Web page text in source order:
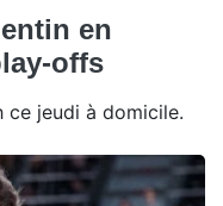
en
offs
ce jeudi à domicile.